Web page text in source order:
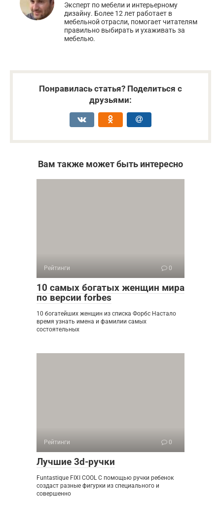
Эксперт по мебели и интерьерному
дизайну. Более 12 лет работает в
мебельной отрасли, помогает читателям
правильно выбирать и ухаживать за
мебелью.
Понравилась статья? Поделиться с
друзьями:
Вам также может быть интересно
Рейтинги 0
10 самых богатых женщин мира
по версии forbes
10 богатейших женщин из списка Форбс Настало
время узнать имена и фамилии самых
состоятельных
Рейтинги 0
Лучшие 3d-ручки
Funtastique FIXI COOL С помощью ручки ребенок
создаст разные фигурки из специального и
совершенно